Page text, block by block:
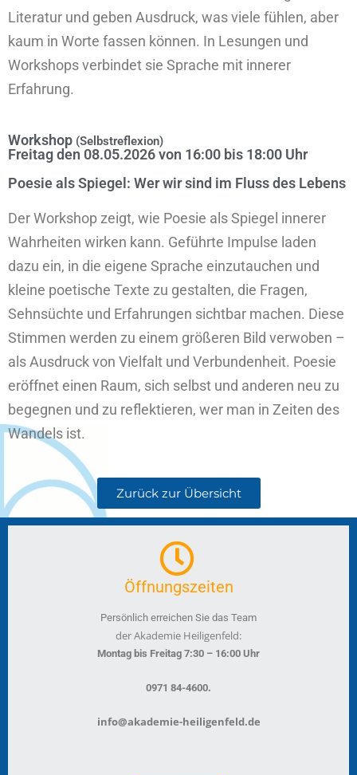
Literatur und geben Ausdruck, was viele fühlen, aber
kaum in Worte fassen können. In Lesungen und
Workshops verbindet sie Sprache mit innerer
Erfahrung.
Workshop (Selbstreflexion)
Freitag den 08.05.2026 von 16:00 bis 18:00 Uhr
Poesie als Spiegel: Wer wir sind im Fluss des Lebens
Der Workshop zeigt, wie Poesie als Spiegel innerer
Wahrheiten wirken kann. Geführte Impulse laden
dazu ein, in die eigene Sprache einzutauchen und
kleine poetische Texte zu gestalten, die Fragen,
Sehnsüchte und Erfahrungen sichtbar machen. Diese
Stimmen werden zu einem größeren Bild verwoben –
als Ausdruck von Vielfalt und Verbundenheit. Poesie
eröffnet einen Raum, sich selbst und anderen neu zu
begegnen und zu reflektieren, wer man in Zeiten des
Wandels ist.
Zurück zur Übersicht
Öffnungszeiten
Persönlich erreichen Sie das Team
der Akademie Heiligenfeld:
Montag bis Freitag 7:30 – 16:00 Uhr
0971 84-4600.
info@akademie-heiligenfeld.de